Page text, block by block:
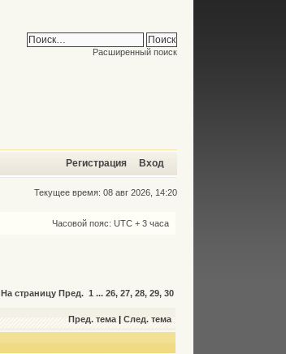
Расширенный поиск
Регистрация Вход
Текущее время: 08 авг 2026, 14:20
Часовой пояс: UTC + 3 часа
На страницу Пред. 1 ...26,27,28,29,30
Пред. тема |След. тема